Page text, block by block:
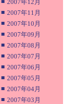
2007年12月
■ 2007年11月
■ 2007年10月
■ 2007年09月
■ 2007年08月
■ 2007年07月
■ 2007年06月
■ 2007年05月
■ 2007年04月
■ 2007年03月